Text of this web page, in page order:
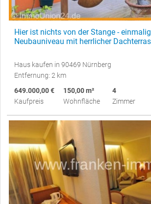
Hier ist nichts von der Stange -
Neubauniveau mit herrlicher
Haus kaufen in 90469 Nürnberg
Entfernung: 2 km
649.000,00 €
Kaufpreis
150,00 m²
Wohnfläche
4
Zimmer